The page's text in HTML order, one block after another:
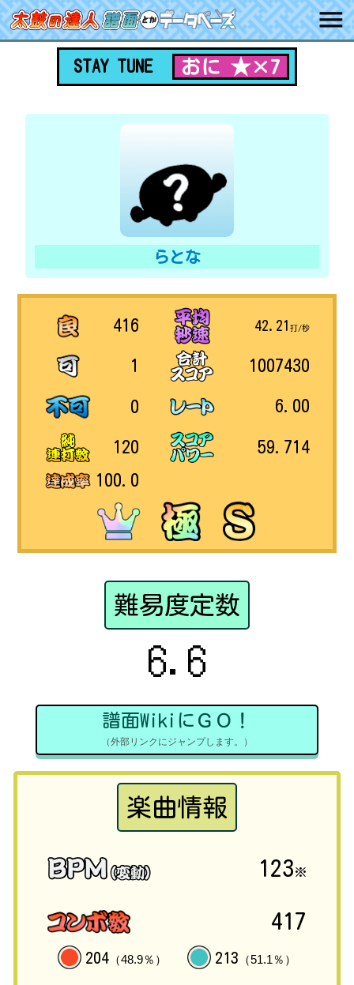
STAY TUNE おに ★×7
らとな
416
1
0
120
100.0
42.21打/秒
1007430
6.00
59.714
難易度定数
6.6
譜面WikiにＧＯ！
（外部リンクにジャンプします。）
楽曲情報
123※
417
204 （48.9％） 213 （51.1％）